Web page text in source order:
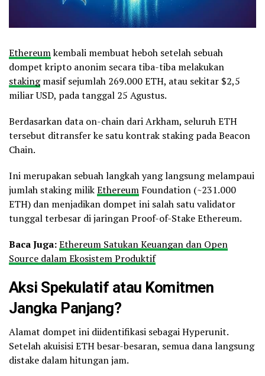
Ethereumkembali membuat heboh setelah sebuah
dompet kripto anonim secara tiba-tiba melakukan
stakingmasif sejumlah 269.000 ETH, atau sekitar $2,5
miliar USD, pada tanggal 25 Agustus.
Berdasarkan data on-chain dari Arkham, seluruh ETH
tersebut ditransfer ke satu kontrak staking pada Beacon
Chain.
Ini merupakan sebuah langkah yang langsung melampaui
jumlah staking milikEthereum Foundation (~231.000
ETH) dan menjadikan dompet ini salah satu validator
tunggal terbesar di jaringan Proof-of-Stake Ethereum.
Baca Juga:Ethereum Satukan Keuangan dan Open
Source dalam Ekosistem Produktif
Aksi Spekulatif atau Komitmen
Jangka Panjang?
Alamat dompet ini diidentifikasi sebagai Hyperunit.
Setelah akuisisi ETH besar-besaran, semua dana langsung
distake dalam hitungan jam.